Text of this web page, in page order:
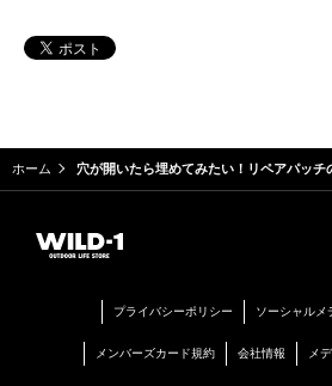
ホーム 穴が開いたら埋めてみたい！リペアパッチ
プライバシーポリシー ソーシャルメ
メンバーズカード規約 会社情報 メ